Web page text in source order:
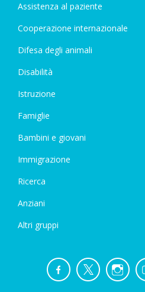
Assistenza al paziente
Cooperazione internazionale
Difesa degli animali
Disabilità
Istruzione
Famiglie
Bambini e giovani
Immigrazione
Ricerca
Anziani
Altri gruppi